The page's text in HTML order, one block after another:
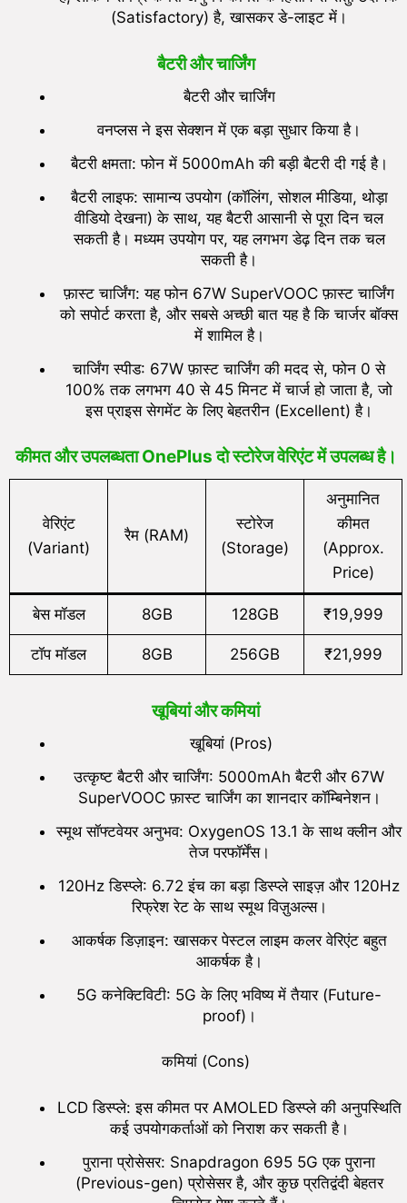
(Satisfactory) है, खासकर डे-लाइट में।
बैटरी और चार्जिंग
बैटरी और चार्जिंग
वनप्लस ने इस सेक्शन में एक बड़ा सुधार किया है।
बैटरी क्षमता: फोन में 5000mAh की बड़ी बैटरी दी गई है।
बैटरी लाइफ: सामान्य उपयोग (कॉलिंग, सोशल मीडिया, थोड़ा
वीडियो देखना) के साथ, यह बैटरी आसानी से पूरा दिन चल
सकती है। मध्यम उपयोग पर, यह लगभग डेढ़ दिन तक चल
सकती है।
फ़ास्ट चार्जिंग: यह फोन 67W SuperVOOC फ़ास्ट चार्जिंग
को सपोर्ट करता है, और सबसे अच्छी बात यह है कि चार्जर बॉक्स
में शामिल है।
चार्जिंग स्पीड: 67W फ़ास्ट चार्जिंग की मदद से, फोन 0 से
100% तक लगभग 40 से 45 मिनट में चार्ज हो जाता है, जो
इस प्राइस सेगमेंट के लिए बेहतरीन (Excellent) है।
कीमत और उपलब्धता OnePlus दो स्टोरेज वेरिएंट में उपलब्ध है।
वेरिएंट
(Variant)
रैम (RAM)
स्टोरेज
(Storage)
अनुमानित
कीमत
(Approx.
Price)
बेस मॉडल 8GB 128GB ₹19,999
टॉप मॉडल 8GB 256GB ₹21,999
खूबियां और कमियां
खूबियां (Pros)
उत्कृष्ट बैटरी और चार्जिंग: 5000mAh बैटरी और 67W
SuperVOOC फ़ास्ट चार्जिंग का शानदार कॉम्बिनेशन।
स्मूथ सॉफ्टवेयर अनुभव: OxygenOS 13.1 के साथ क्लीन और
तेज परफॉर्मेंस।
120Hz डिस्प्ले: 6.72 इंच का बड़ा डिस्प्ले साइज़ और 120Hz
रिफ्रेश रेट के साथ स्मूथ विज़ुअल्स।
आकर्षक डिज़ाइन: खासकर पेस्टल लाइम कलर वेरिएंट बहुत
आकर्षक है।
5G कनेक्टिविटी: 5G के लिए भविष्य में तैयार (Future-
proof)।
कमियां (Cons)
LCD डिस्प्ले: इस कीमत पर AMOLED डिस्प्ले की अनुपस्थिति
कई उपयोगकर्ताओं को निराश कर सकती है।
पुराना प्रोसेसर: Snapdragon 695 5G एक पुराना
(Previous-gen) प्रोसेसर है, और कुछ प्रतिद्वंदी बेहतर